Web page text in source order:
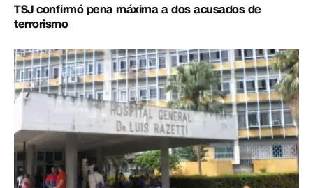
TSJ confirmó pena máxima a dos acusados de
terrorismo